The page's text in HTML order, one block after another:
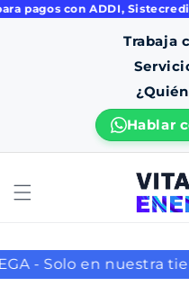
ament
pagos con ADDI,
Trabaja
Hablar
en nuestra tienda